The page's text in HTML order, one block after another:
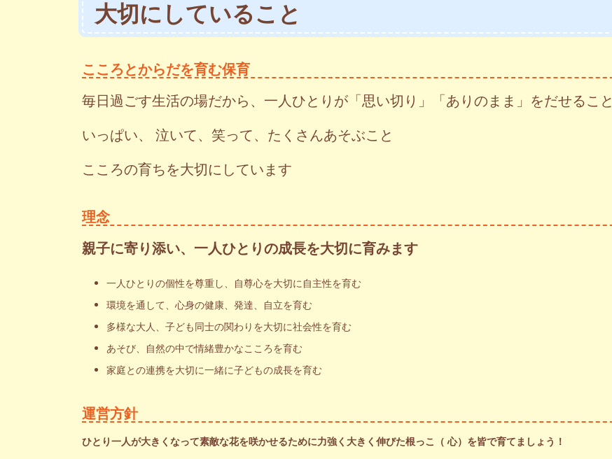
大切にしていること
こころとからだを育む保育
毎日過ごす生活の場だから、一人ひとりが「思い切り」「ありのまま」をだせること
いっぱい、 泣いて、笑って、たくさんあそぶこと
こころの育ちを大切にしています
理念
親子に寄り添い、一人ひとりの成長を大切に育みます
一人ひとりの個性を尊重し、自尊心を大切に自主性を育む
環境を通して、心身の健康、発達、自立を育む
多様な大人、子ども同士の関わりを大切に社会性を育む
あそび、自然の中で情緒豊かなこころを育む
家庭との連携を大切に一緒に子どもの成長を育む
運営方針
ひとり一人が大きくなって素敵な花を咲かせるために力強く大きく伸びた根っこ（ 心）を皆で育てましょう！